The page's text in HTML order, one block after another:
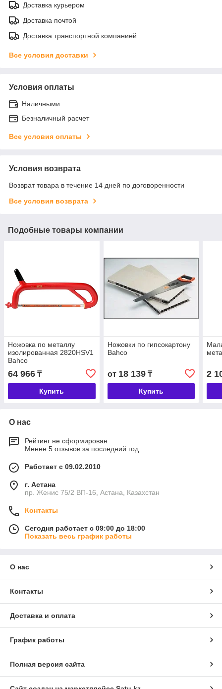
Доставка курьером
Доставка почтой
Доставка транспортной компанией
Все условия доставки
Условия оплаты
Наличными
Безналичный расчет
Все условия оплаты
Условия возврата
Возврат товара в течение 14 дней по договоренности
Все условия возврата
Подобные товары компании
Ножовка по металлу
изолированная 2820HSV1
Bahco
64 966 ₸
Купить
Ножовки по гипсокартону
Bahco
от 18 139₸
Купить
2
О нас
Рейтинг не сформирован
Менее 5 отзывов за последний год
Работает с 09.02.2010
г. Астана
пр. Женис 75/2 ВП-16, Астана, Казахстан
Контакты
Сегодня работает с 09:00 до 18:00
Показать весь график работы
О нас
Контакты
Доставка и оплата
График работы
Полная версия сайта